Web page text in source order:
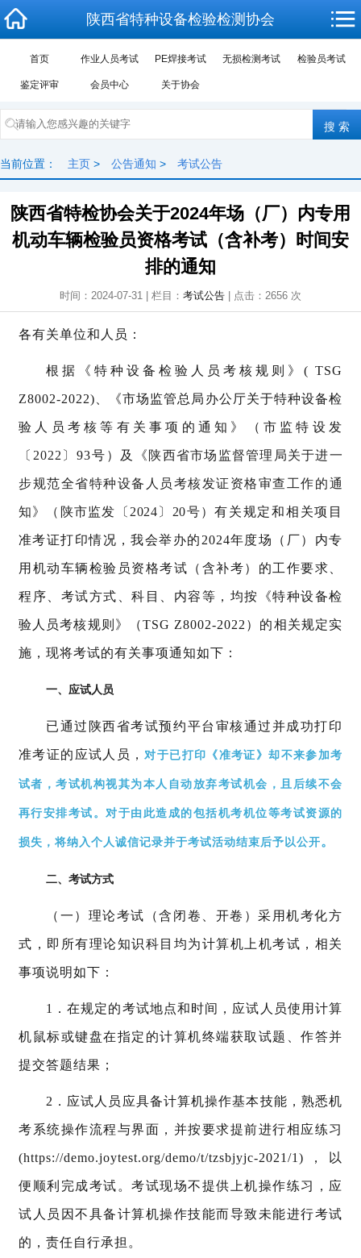
陕西省特种设备检验检测协会
首页 作业人员考试 PE焊接考试 无损检测考试 检验员考试
鉴定评审 会员中心 关于协会
当前位置： 主页 > 公告通知 > 考试公告
陕西省特检协会关于2024年场（厂）内专用
机动车辆检验员资格考试（含补考）时间安
排的通知
时间：2024-07-31 | 栏目： 考试公告 | 点击： 2656 次
各有关单位和人员：
根据《特种设备检验人员考核规则》( TSG
Z8002-2022)、《市场监管总局办公厅关于特种设备检
验人员考核等有关事项的通知》（市监特设发
〔2022〕93号）及 《陕西省市场监督管理局关于进一
步规范全省特种设备人 员考核发证资格审查工作的通
知》（陕市监发 〔 2024 〕 20号）有关规定和相关项目
准考证打印情况，我会举办的2024年度场（厂）内专
用机动车辆检验员资格考试（含补考）的工作要求、
程序、考试方式、科目、内容等，均按《特种设备检
验人员考核规则》（TSG Z8002-2022）的相关规定实
施，现将考试的有关事项通知如下：
一、应试人员
已通过陕西省考试预约平台审核通过并成功打印
准考证的应试人员， 对于已打印《准考证》却不来参加考
试者 ，考试机构视其为本人自动放弃考试机会，且后续不会
再行安排考试。对于由此造成的包括机考机位等考试资源的
损失，将纳入个人诚信记录并于考试活动结束后予以公开。
二、考试方式
（一）理论考试（含闭卷、开卷）采用机考化方
式，即所有理论知识科目均为计算机上机考试，相关
事项说明如下：
1．在规定的考试地点和时间，应试人员使用计算
机鼠标或键盘在指定的计算机终端获取试题、作答并
提交答题结果；
2．应试人员应具备计算机操作基本技能，熟悉机
考系统操作流程与界面，并按要求提前进行相应练习
(https://demo.joytest.org/demo/t/tzsbjyjc-2021/1)，以
便顺利完成考试。考试现场不提供上机操作练习，应
试人员因不具备计算机操作技能而导致未能进行考试
的，责任自行承担。